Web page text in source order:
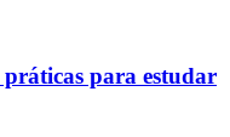
para estudar